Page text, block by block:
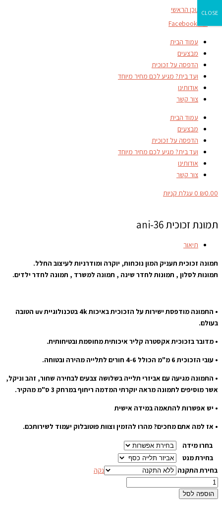
דילוג לתוכן הראשי
Facebook-f
עמוד הבית
מבצעים
הדפסה על זכוכית
ועד בית? מגיע לכם מחיר מיוחד
אודותינו
צור קשר
עמוד הבית
מבצעים
הדפסה על זכוכית
ועד בית? מגיע לכם מחיר מיוחד
אודותינו
צור קשר
₪0.00
0 עגלת קניות
תמונת זכוכית ani-36
תיאור
תמונה זכוכית תעניק המון נוכחות, יוקרה ומודרניות לעיצוב החלל.
תמונות לסלון , תמונות לחדר שינה , תמונה למשרד , תמונה לחדר ילדים.
• התמונה מודפסת ישירות על הזכוכית באיכות 4k בטכנולוגיית uv הטובה
בעולם.
• מדובר בזכוכית אקסטרה קליר איכותית מחוסמת ובטיחותית.
• עובי הזכוכית 6 מ"מ הכולל 4-6 חורים לתלייה מהירה ובטוחה.
• התמונה מגיעה עם אביזרי תלייה בשלושה צבעים לבחירה שחור, זהב וניקל,
אשר מוסיפים לתמונה מראה יוקרתי המדמה ריחוף במרחק 3 ס"מ מהקיר.
• יש אפשרות להתאמה במידה אישית
• אז למה אתם מחכים? מהרו להזמין וצוות פוטובלוק יעמוד לשירותכם.
בחרו מידה
בחירת מנט
בחירת התקנה
נקה
הוספה לסל
CLOSE